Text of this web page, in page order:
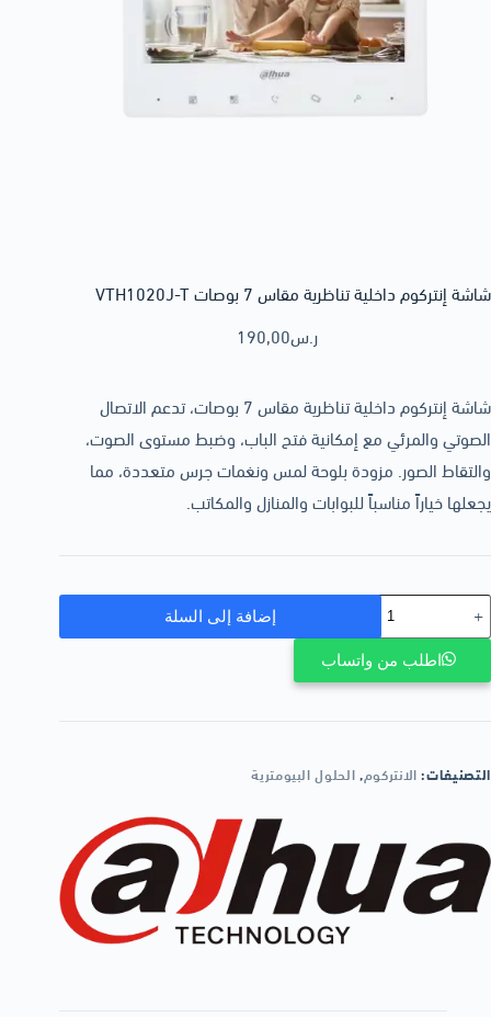
شاشة إنتركوم داخلية تناظرية مقاس 7 بوصات VTH1020J-T
190,00ر.س
شاشة إنتركوم داخلية تناظرية مقاس 7 بوصات، تدعم الاتصال
الصوتي والمرئي مع إمكانية فتح الباب، وضبط مستوى الصوت،
والتقاط الصور. مزودة بلوحة لمس ونغمات جرس متعددة، مما
يجعلها خياراً مناسباً للبوابات والمنازل والمكاتب.
إضافة إلى السلة
اطلب من واتساب
التصنيفات:الانتركوم,الحلول البيومترية